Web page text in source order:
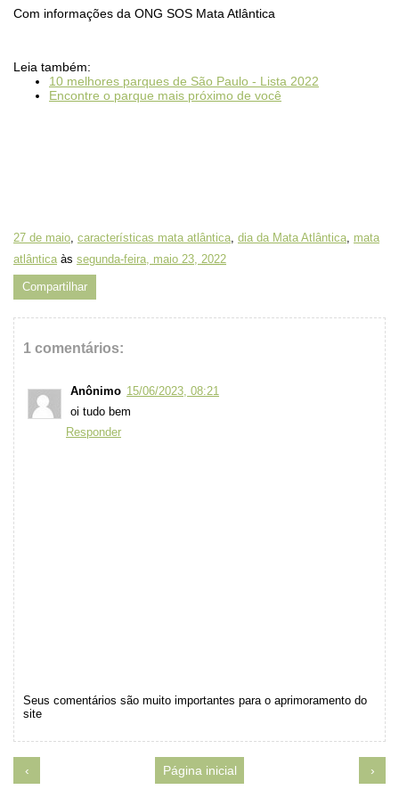
Com informações da ONG SOS Mata Atlântica
Leia também:
10 melhores parques de São Paulo - Lista 2022
Encontre o parque mais próximo de você
27 de maio, características mata atlântica, dia da Mata Atlântica, mata
atlântica às segunda-feira, maio 23, 2022
Compartilhar
1 comentários:
Anônimo 15/06/2023, 08:21
oi tudo bem
Responder
Seus comentários são muito importantes para o aprimoramento do
site
‹ ›
Página inicial